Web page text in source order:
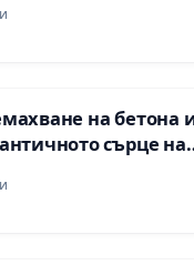
на бетона
сърце на
във Враца